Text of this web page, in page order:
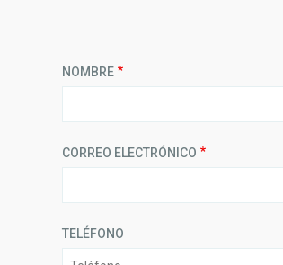
NOMBRE
CORREO ELECTRÓNICO
TELÉFONO